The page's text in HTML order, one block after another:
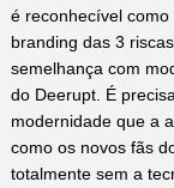
é reconhecível
branding das 3
semelhança com
do Deerupt. É
modernidade que a
como os novos fãs
totalmente sem a